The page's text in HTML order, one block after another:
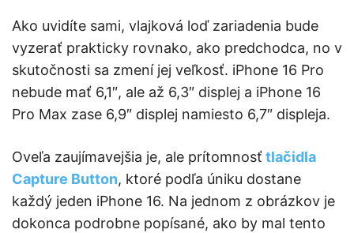
Ako uvidíte sami, vlajková loď zariadenia bude
vyzerať prakticky rovnako, ako predchodca, no v
skutočnosti sa zmení jej veľkosť. iPhone 16 Pro
nebude mať 6,1″, ale až 6,3″ displej a iPhone 16
Pro Max zase 6,9″ displej namiesto 6,7″ displeja.
Oveľa zaujímavejšia je, ale prítomnosť tlačidla
Capture Button, ktoré podľa úniku dostane
každý jeden iPhone 16. Na jednom z obrázkov je
dokonca podrobne popísané, ako by mal tento